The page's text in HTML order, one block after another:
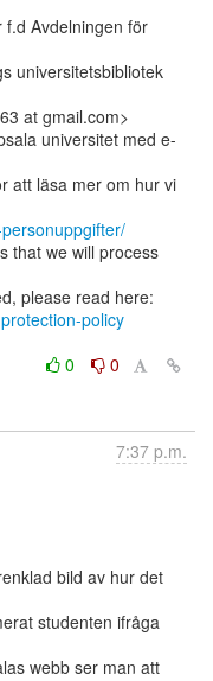
f.d Avdelningen för
universitetsbibliotek
at gmail.com>
universitet med e-
att läsa mer om hur vi
that we will process
policy
0
0
7:37 p.m.
bild av hur det
studenten ifråga
webb ser man att